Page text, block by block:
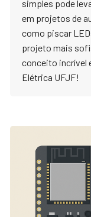
simples pode
em projetos de
como piscar
projeto mais
conceito incrível
Elétrica UFJF!